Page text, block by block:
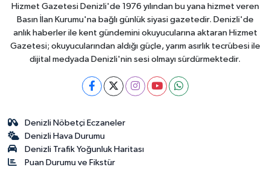
Hizmet Gazetesi Denizli'de 1976 yılından bu yana hizmet veren
Basın İlan Kurumu'na bağlı günlük siyasi gazetedir. Denizli'de
anlık haberler ile kent gündemini okuyucularına aktaran Hizmet
Gazetesi; okuyucularından aldığı güçle, yarım asırlık tecrübesi ile
dijital medyada Denizli'nin sesi olmayı sürdürmektedir.
Denizli Nöbetçi Eczaneler
Denizli Hava Durumu
Denizli Trafik Yoğunluk Haritası
Puan Durumu ve Fikstür